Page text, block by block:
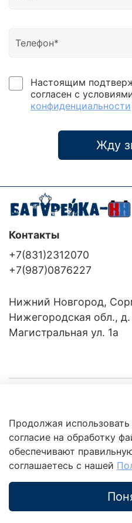
Настоящим
согласен с
конфиденциальности
Жду
Клиентам
Это интересно
Контакты
+7(831)2312070
+7(987)0876227
Нижний Новгород,
Нижегородская обл.,
Магистральная ул. 1а
Продолжая
согласие на обработку
обеспечивают
соглашаетесь с нашей